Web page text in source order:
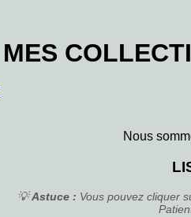
MES
Nous
💡Astuce : Vous pouvez cliquer